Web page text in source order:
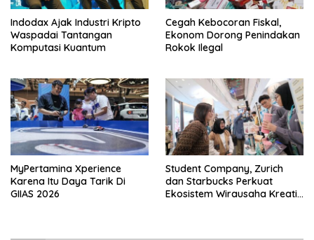
Indodax Ajak Industri Kripto
Waspadai Tantangan
Komputasi Kuantum
Cegah Kebocoran Fiskal,
Ekonom Dorong Penindakan
Rokok Ilegal
MyPertamina Xperience
Karena Itu Daya Tarik Di
GIIAS 2026
Student Company, Zurich
dan Starbucks Perkuat
Ekosistem Wirausaha Kreatif